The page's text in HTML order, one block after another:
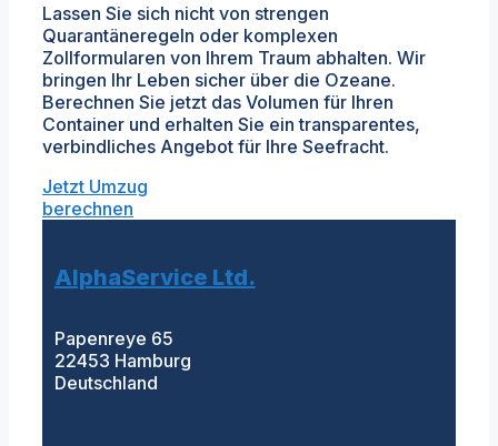
Lassen Sie sich nicht von strengen
Quarantäneregeln oder komplexen
Zollformularen von Ihrem Traum abhalten. Wir
bringen Ihr Leben sicher über die Ozeane.
Berechnen Sie jetzt das Volumen für Ihren
Container und erhalten Sie ein transparentes,
verbindliches Angebot für Ihre Seefracht.
Jetzt Umzug
berechnen
AlphaService Ltd.
Papenreye 65
22453 Hamburg
Deutschland